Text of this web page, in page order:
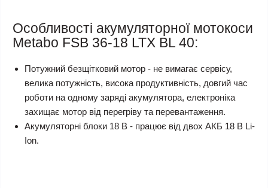
Особливості акумуляторної мотокоси
Metabo FSB 36-18 LTX BL 40:
Потужний безщітковий мотор - не вимагає сервісу,
велика потужність, висока продуктивність, довгий час
роботи на одному заряді акумулятора, електроніка
захищає мотор від перегріву та перевантаження.
Акумуляторні блоки 18 В - працює від двох АКБ 18 В Li-
Ion.